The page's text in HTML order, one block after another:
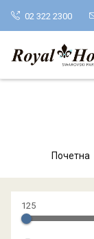
02 322 2300
Почетна
125